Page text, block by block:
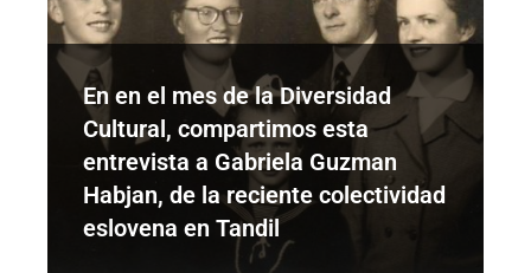
En en el mes de la Diversidad
Cultural, compartimos esta
entrevista a Gabriela Guzman
Habjan, de la reciente colectividad
eslovena en Tandil